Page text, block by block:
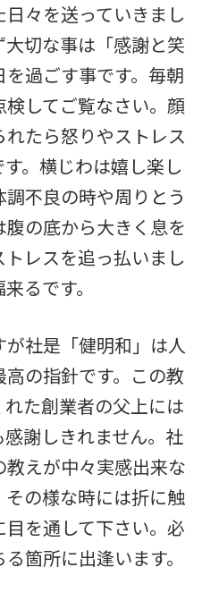
々を送っていきまし
切な事は「感謝と笑
過ごす事です。毎朝
してご覧なさい。顔
たら怒りやストレス
。横じわは嬉し楽し
不良の時や周りとう
の底から大きく息を
レスを追っ払いまし
るです。
社是「健明和」は人
の指針です。この教
た創業者の父上には
謝しきれません。社
えが中々実感出来な
の様な時には折に触
を通して下さい。必
箇所に出逢います。